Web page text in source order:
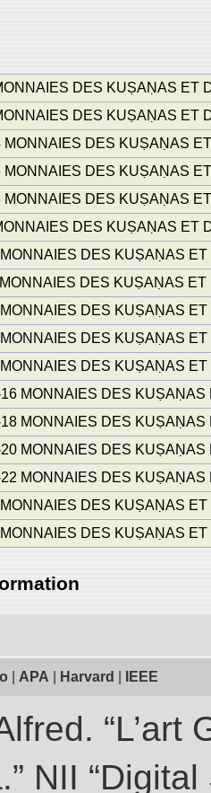
DES KUṢAṆAS ET
DES KUṢAṆAS ET
MONNAIES DES KUṢAṆAS
MONNAIES DES KUṢAṆAS
MONNAIES DES KUṢAṆAS
DES KUṢAṆAS ET
DES KUṢAṆAS
DES KUṢAṆAS
DES KUṢAṆAS
DES KUṢAṆAS
DES KUṢAṆAS
MONNAIES DES KUṢAṆAS
MONNAIES DES KUṢAṆAS
MONNAIES DES KUṢAṆAS
MONNAIES DES KUṢAṆAS
DES KUṢAṆAS
DES KUṢAṆAS
APA Harvard IEEE
NII